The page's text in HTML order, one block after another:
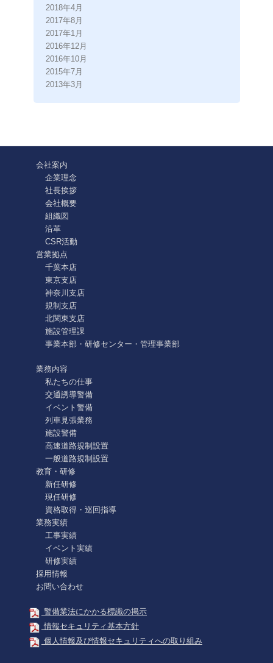
2018年4月
2017年8月
2017年1月
2016年12月
2016年10月
2015年7月
2013年3月
会社案内
企業理念
社長挨拶
会社概要
組織図
沿革
CSR活動
営業拠点
千葉本店
東京支店
神奈川支店
規制支店
北関東支店
施設管理課
事業本部・研修センター・管理事業部
業務内容
私たちの仕事
交通誘導警備
イベント警備
列車見張業務
施設警備
高速道路規制設置
一般道路規制設置
教育・研修
新任研修
現任研修
資格取得・巡回指導
業務実績
工事実績
イベント実績
研修実績
採用情報
お問い合わせ
警備業法にかかる標識の掲示
情報セキュリティ基本方針
個人情報及び情報セキュリティへの取り組み